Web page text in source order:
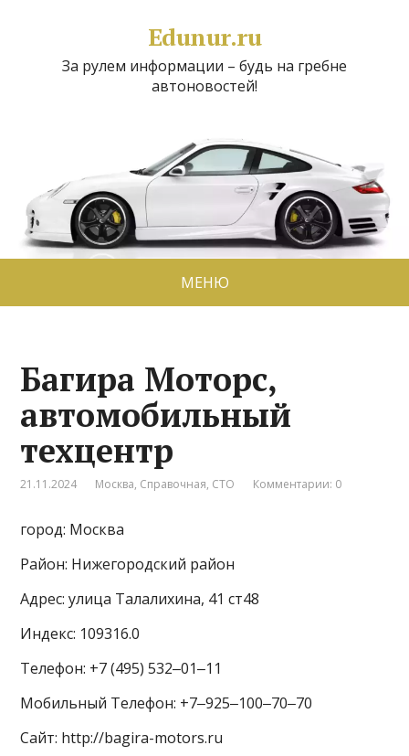
Edunur.ru
За рулем информации – будь на гребне
автоновостей!
МЕНЮ
Багира Моторс,
автомобильный
техцентр
21.11.2024 Москва, Справочная, СТО Комментарии: 0
город: Москва
Район: Нижегородский район
Адрес: улица Талалихина, 41 ст48
Индекс: 109316.0
Телефон: +7 (495) 532‒01‒11
Мобильный Телефон: +7‒925‒100‒70‒70
Сайт: http://bagira-motors.ru